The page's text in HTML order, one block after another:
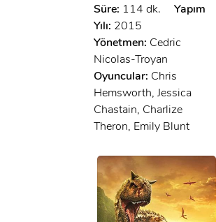
Süre: 114 dk.
Yapım
Yılı: 2015
Yönetmen: Cedric
Nicolas-Troyan
Oyuncular: Chris
Hemsworth, Jessica
Chastain, Charlize
Theron, Emily Blunt